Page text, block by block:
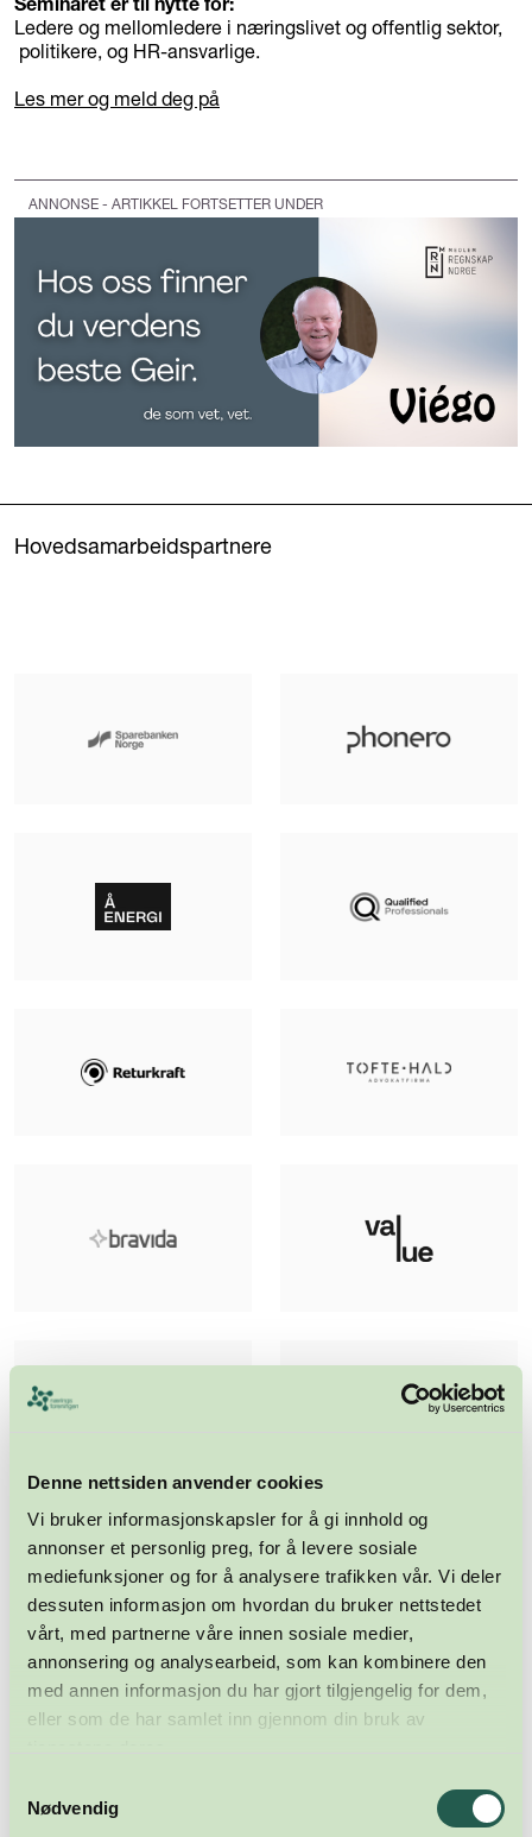
Denne nettsiden anvender cookies
Vi bruker informasjonskapsler for å gi innhold og
annonser et personlig preg, for å levere sosiale
mediefunksjoner og for å analysere trafikken vår. Vi deler
dessuten informasjon om hvordan du bruker nettstedet
vårt, med partnerne våre innen sosiale medier,
annonsering og analysearbeid, som kan kombinere den
med annen informasjon du har gjort tilgjengelig for dem,
eller som de har samlet inn gjennom din bruk av
Nødvendig
Ledere og mellomledere i næringslivet og offentlig sektor,
politikere, og HR-ansvarlige.
Les mer og meld deg på
ANNONSE - ARTIKKEL FORTSETTER UNDER
Hovedsamarbeidspartnere
Meld deg på nyhetsbrevet